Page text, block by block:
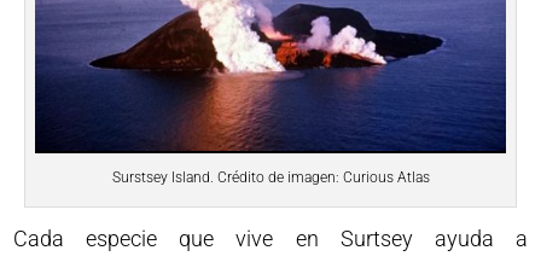
Surstsey Island. Crédito de imagen: Curious Atlas
Cada especie que vive en Surtsey ayuda a